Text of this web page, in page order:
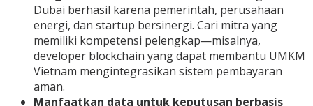
Dubai berhasil karena pemerintah, perusahaan
energi, dan startup bersinergi. Cari mitra yang
memiliki kompetensi pelengkap—misalnya,
developer blockchain yang dapat membantu UMKM
Vietnam mengintegrasikan sistem pembayaran
aman.
Manfaatkan data untuk keputusan berbasis